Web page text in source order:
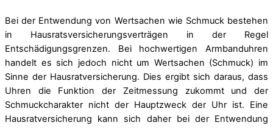
Bei der Entwendung von Wertsachen wie Schmuck bestehen
in Hausratsversicherungsverträgen in der Regel
Entschädigungsgrenzen. Bei hochwertigen Armbanduhren
handelt es sich jedoch nicht um Wertsachen (Schmuck) im
Sinne der Hausratversicherung. Dies ergibt sich daraus, dass
Uhren die Funktion der Zeitmessung zukommt und der
Schmuckcharakter nicht der Hauptzweck der Uhr ist. Eine
Hausratversicherung kann sich daher bei der Entwendung